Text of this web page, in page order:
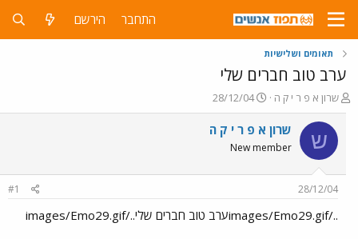
התחבר הירשם
תאומים ושלישיות
ערב טוב חברים שלי
פ
ו
ת
ח
ה
ש
שרון א פ ר י ק ה
פ
ו
ר
ם
ר
י
28/12/04
ש שרון א פ ר י ק ה
New member
28/12/04
#1
../images/Emo29.gifערב טוב חברים שלי../images/Emo29.gif